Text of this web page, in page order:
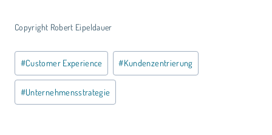
Copyright Robert Eipeldauer
Schlagworte:
#Customer Experience #Kundenzentrierung
#Unternehmensstrategie